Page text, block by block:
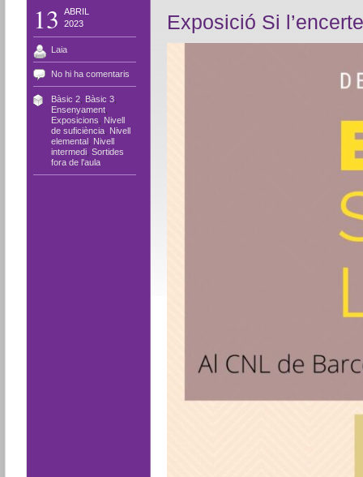
13
ABRIL
2023
Laia
No hi ha comentaris
Bàsic 2, Bàsic 3,
Ensenyament,
Exposicions
Nivell
de suficiència, Nivell
elemental, Nivell
intermedi, Sortides
fora de l'aula
Exposició Si